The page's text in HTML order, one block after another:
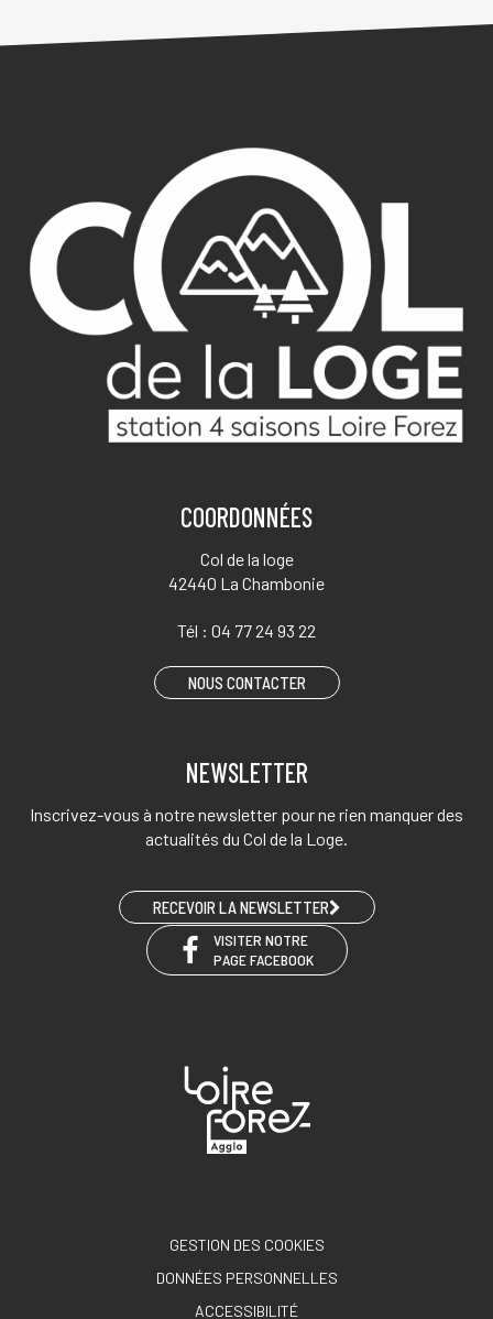
COORDONNÉES
Col de la loge
42440 La Chambonie
Tél : 04 77 24 93 22
NOUS CONTACTER
NEWSLETTER
Inscrivez-vous à notre newsletter pour ne rien manquer des
actualités du Col de la Loge.
RECEVOIR LA NEWSLETTER
VISITER NOTRE
PAGE FACEBOOK
GESTION DES COOKIES
DONNÉES PERSONNELLES
ACCESSIBILITÉ